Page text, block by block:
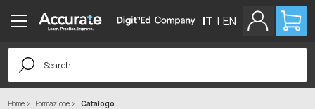
IT | EN
Search
for:
Home Formazione Catalogo